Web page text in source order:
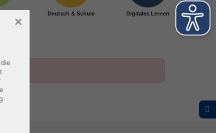
Deutsch & Schule Digitales Lernen
×